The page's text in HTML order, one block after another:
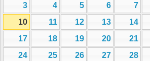
3
4 5 6 7
10
11 12 13 14
17
18 19 20 21
24
25 26 27 28